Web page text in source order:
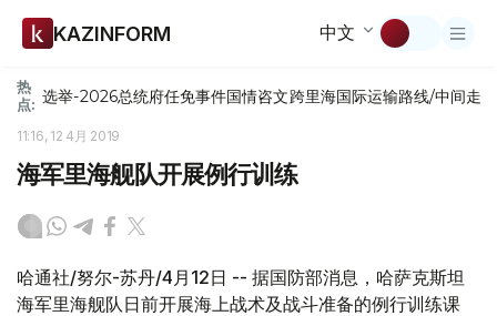
KAZINFORM 中文
热
点: 选举-2026总统府任免事件国情咨文跨里海国际运输路线/中间走廊
11:16, 12 4月 2019
海军里海舰队开展例行训练
哈通社/努尔-苏丹/4月12日 -- 据国防部消息，哈萨克斯坦
海军里海舰队日前开展海上战术及战斗准备的例行训练课